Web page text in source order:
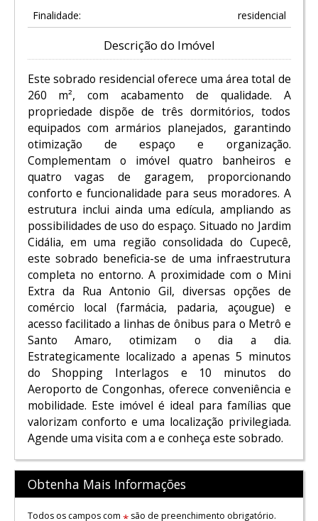
Finalidade: residencial
Descrição do Imóvel
Este sobrado residencial oferece uma área total de
260 m², com acabamento de qualidade. A
propriedade dispõe de três dormitórios, todos
equipados com armários planejados, garantindo
otimização de espaço e organização.
Complementam o imóvel quatro banheiros e
quatro vagas de garagem, proporcionando
conforto e funcionalidade para seus moradores. A
estrutura inclui ainda uma edícula, ampliando as
possibilidades de uso do espaço. Situado no Jardim
Cidália, em uma região consolidada do Cupecê,
este sobrado beneficia-se de uma infraestrutura
completa no entorno. A proximidade com o Mini
Extra da Rua Antonio Gil, diversas opções de
comércio local (farmácia, padaria, açougue) e
acesso facilitado a linhas de ônibus para o Metrô e
Santo Amaro, otimizam o dia a dia.
Estrategicamente localizado a apenas 5 minutos
do Shopping Interlagos e 10 minutos do
Aeroporto de Congonhas, oferece conveniência e
mobilidade. Este imóvel é ideal para famílias que
valorizam conforto e uma localização privilegiada.
Agende uma visita com a e conheça este sobrado.
Obtenha Mais Informações
Todos os campos com *são de preenchimento obrigatório.